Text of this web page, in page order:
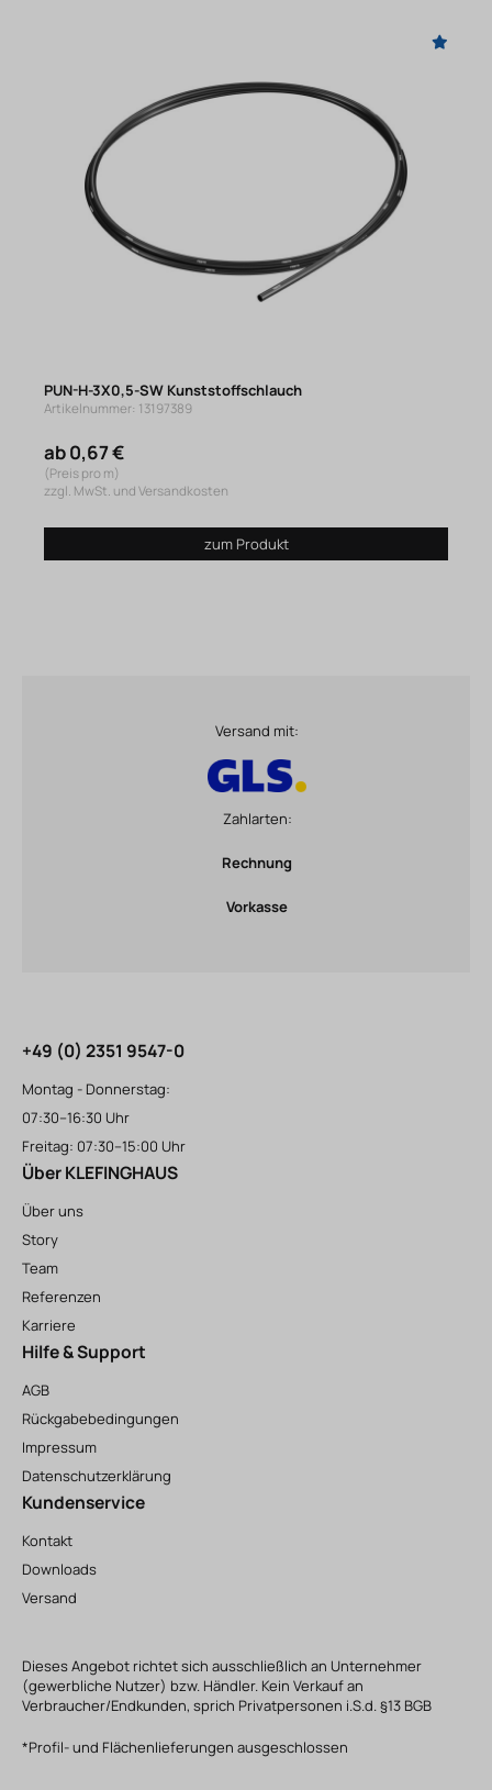
PUN-H-3X0,5-SW Kunststoffschlauch
Artikelnummer: 13197389
ab 0,67 €
(Preis pro m)
zzgl. MwSt. und Versandkosten
zum Produkt
Versand mit:
Zahlarten:
Rechnung
Vorkasse
+49 (0) 2351 9547-0
Montag - Donnerstag:
07:30–16:30 Uhr
Freitag: 07:30–15:00 Uhr
Über KLEFINGHAUS
Über uns
Story
Team
Referenzen
Karriere
Hilfe & Support
AGB
Rückgabebedingungen
Impressum
Datenschutzerklärung
Kundenservice
Kontakt
Downloads
Versand
Dieses Angebot richtet sich ausschließlich an Unternehmer
(gewerbliche Nutzer) bzw. Händler. Kein Verkauf an
Verbraucher/Endkunden, sprich Privatpersonen i.S.d. §13 BGB
*Profil- und Flächenlieferungen ausgeschlossen